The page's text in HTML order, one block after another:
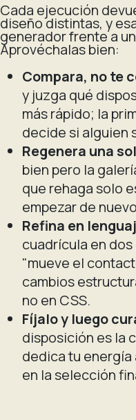
Cada ejecución
diseño distintas, y
generador frente a
Aprovéchalas bien:
Compara, no te
y juzga qué
más rápido; la
decide si alguien
Regenera una
bien pero la
que rehaga solo
empezar de
Refina en
cuadrícula en
"mueve el
cambios
no en CSS.
Fíjalo y luego
disposición es la
dedica tu energía
en la selección